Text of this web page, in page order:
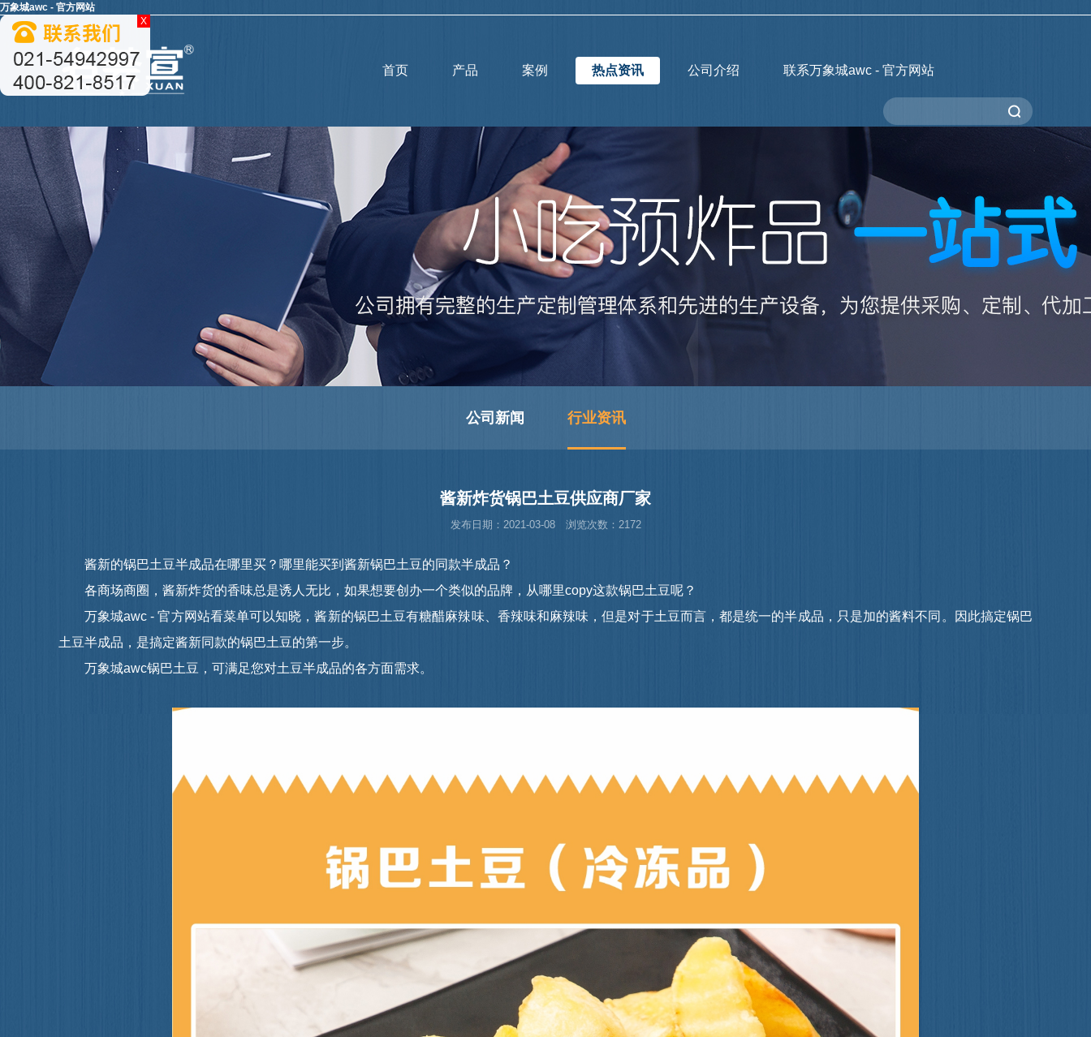
万象城awc - 官方网站
X
首页 产品 案例 热点资讯 公司介绍 联系万象城awc - 官方网站
公司新闻 行业资讯
酱新炸货锅巴土豆供应商厂家
发布日期：2021-03-08 浏览次数：2172
酱新的锅巴土豆半成品在哪里买？哪里能买到酱新锅巴土豆的同款半成品？
各商场商圈，酱新炸货的香味总是诱人无比，如果想要创办一个类似的品牌，从哪里copy这款锅巴土豆呢？
万象城awc - 官方网站看菜单可以知晓，酱新的锅巴土豆有糖醋麻辣味、香辣味和麻辣味，但是对于土豆而言，都是统一的半成品，只是加的酱料不同。因此搞定锅巴
土豆半成品，是搞定酱新同款的锅巴土豆的第一步。
万象城awc锅巴土豆，可满足您对土豆半成品的各方面需求。